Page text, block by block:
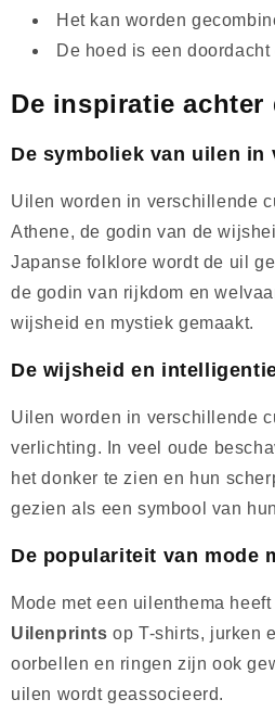
Het kan worden
De hoed is een
De inspiratie achter
De symboliek van uilen
Uilen worden in verschillende
Athene, de godin van de
Japanse folklore wordt de uil
de godin van rijkdom en
wijsheid en mystiek gemaakt.
De wijsheid en
Uilen worden in verschillende
verlichting. In veel oude
het donker te zien en hun
gezien als een symbool van
De populariteit van mode
Mode met een uilenthema
Uilenprints op T-shirts, jurken
oorbellen en ringen zijn ook
uilen wordt geassocieerd.